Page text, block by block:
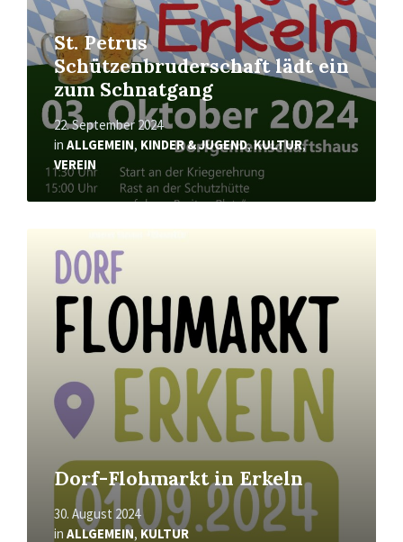
St. Petrus
Schützenbruderschaft lädt ein
zum Schnatgang
22. September 2024
in ALLGEMEIN, KINDER & JUGEND,KULTUR,
VEREIN
Dorf-Flohmarkt in Erkeln
30. August 2024
in ALLGEMEIN, KULTUR
Mehr
erfahren